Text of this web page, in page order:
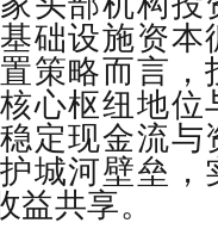
础设施资
策略而言
心枢纽地
定现金流
城河壁垒
共享。